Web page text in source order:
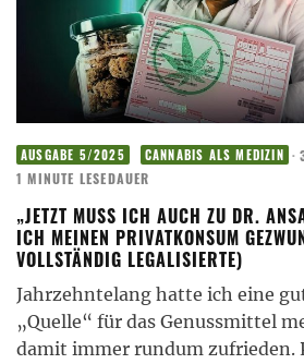
AUSGABE 5/2025 CANNABIS ALS MEDIZIN ·
1 MINUTE LESEDAUER
„JETZT MUSS ICH AUCH ZU DR.
ICH MEINEN PRIVATKONSUM
OLLSTÄNDIG LEGALISIERTE)
Jahrzehntelang hatte ich eine
„Quelle“ für das Genussmittel
damit immer rundum zufrieden.